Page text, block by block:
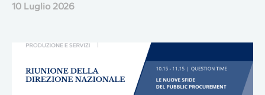
10 Luglio 2026